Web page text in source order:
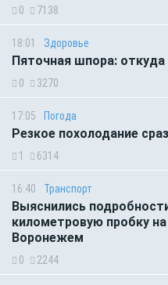
0 7138
18:01 Здоровье
Пяточная шпора:
0 3270
17:05 Погода
Резкое похолодание
1 6314
16:40 Транспорт
Выяснились
километровую пробку
Воронежем
0 2244